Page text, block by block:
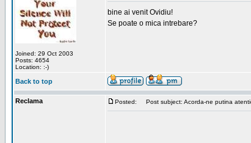
Joined: 29 Oct 2003
Posts: 4654
Location: :-)
bine ai venit Ovidiu!
Se poate o mica intrebare?
Back to top
Reclama Posted: Post subject: Acorda-ne putina